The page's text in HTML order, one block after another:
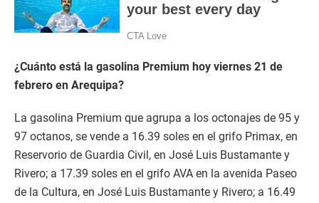
¿Cuánto está la gasolina Premium hoy viernes 21 de
febrero en Arequipa?
La gasolina Premium que agrupa a los octonajes de 95 y
97 octanos, se vende a 16.39 soles en el grifo Primax, en
Reservorio de Guardia Civil, en José Luis Bustamante y
Rivero; a 17.39 soles en el grifo AVA en la avenida Paseo
de la Cultura, en José Luis Bustamante y Rivero; a 16.49